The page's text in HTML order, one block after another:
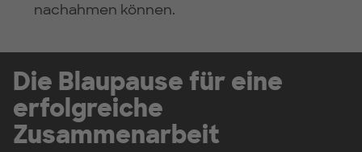
nachahmen können.
Die Blaupause für eine
erfolgreiche
Zusammenarbeit